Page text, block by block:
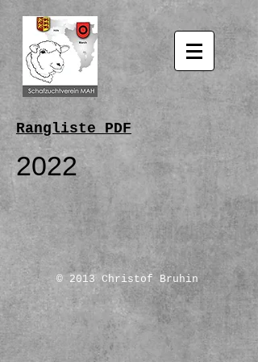
Rangliste PDF
2022
© 2013 Christof Bruhin